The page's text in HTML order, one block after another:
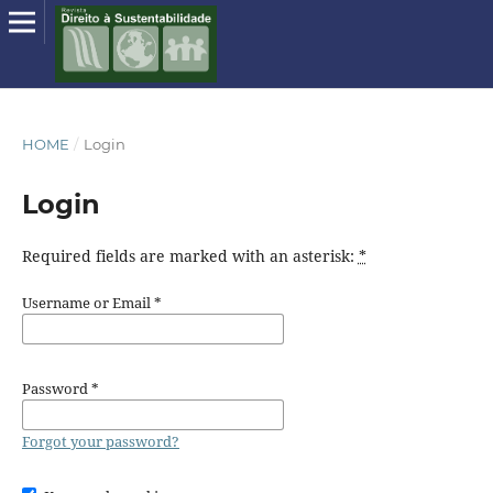
HOME / Login
Login
Required fields are marked with an asterisk: *
Username or Email*
Password*
Forgot your password?